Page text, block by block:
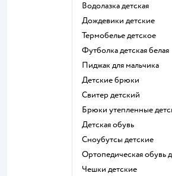
Водолазка детская
Дождевики детские
Термобелье детское
Футболка детская белая
Пиджак для мальчика
Детские брюки
Свитер детский
Брюки утепленные
Детская обувь
Сноубутсы детские
Ортопедическая обувь
Чешки детские